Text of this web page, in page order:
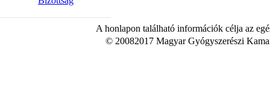
A honlapon található információk célja az
© 20082017 Magyar Gyógyszerészi